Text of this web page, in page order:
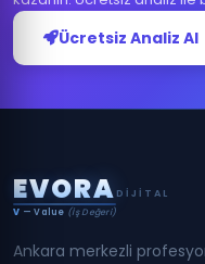
Ücretsiz Analiz Al
EVORA DIJITAL
V — Value (İş Değeri)
Ankara merkezli